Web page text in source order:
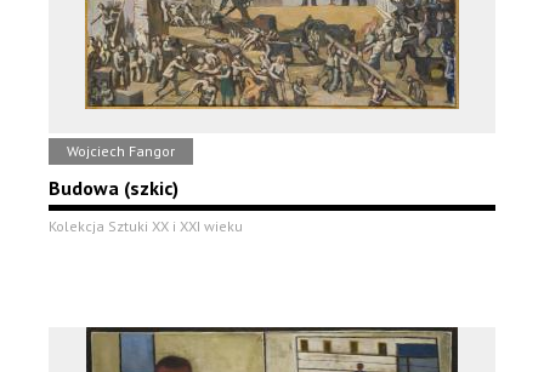
Wojciech Fangor
Budowa (szkic)
Kolekcja Sztuki XX i XXI wieku